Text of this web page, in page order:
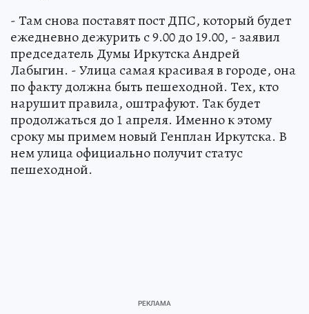
- Там снова поставят пост ДПС, который будет
ежедневно дежурить с 9.00 до 19.00, - заявил
председатель Думы Иркутска Андрей
Лабыгин. - Улица самая красивая в городе, она
по факту должна быть пешеходной. Тех, кто
нарушит правила, оштрафуют. Так будет
продолжаться до 1 апреля. Именно к этому
сроку мы примем новый Генплан Иркутска. В
нем улица официально получит статус
пешеходной.